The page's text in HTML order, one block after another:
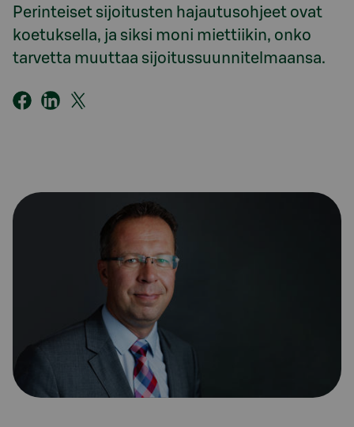
Perinteiset sijoitusten hajautusohjeet ovat
koetuksella, ja siksi moni miettiikin, onko
tarvetta muuttaa sijoitussuunnitelmaansa.